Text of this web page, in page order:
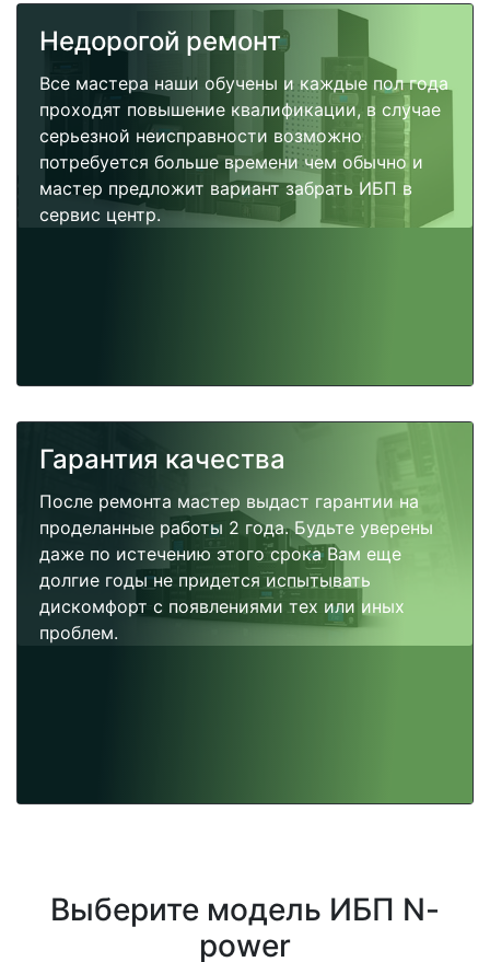
Недорогой ремонт
Все мастера наши обучены и каждые пол года
проходят повышение квалификации, в случае
серьезной неисправности возможно
потребуется больше времени чем обычно и
мастер предложит вариант забрать ИБП в
сервис центр.
Гарантия качества
После ремонта мастер выдаст гарантии на
проделанные работы 2 года. Будьте уверены
даже по истечению этого срока Вам еще
долгие годы не придется испытывать
дискомфорт с появлениями тех или иных
проблем.
Выберите модель ИБП N-
power